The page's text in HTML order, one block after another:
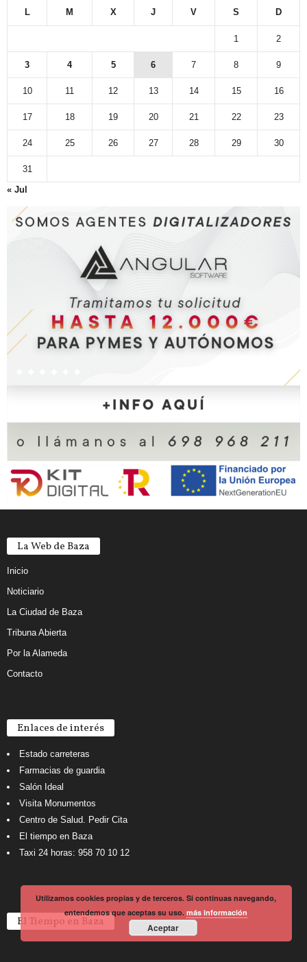
L M X J V S D
1 2
3 4 5 6 7 8 9
10 11 12 13 14 15 16
17 18 19 20 21 22 23
24 25 26 27 28 29 30
31
« Jul
La Web de Baza
Inicio
Noticiario
La Ciudad de Baza
Tribuna Abierta
Por la Alameda
Contacto
Enlaces de interés
Estado carreteras
Farmacias de guardia
Salón Ideal
Visita Monumentos
Centro de Salud. Pedir Cita
El tiempo en Baza
Taxi 24 horas: 958 70 10 12
El Tiempo en Baza
Utilizamos cookies propias y de terceros. Si continuas navegando,
entendemos que aceptas su uso.más información
Aceptar